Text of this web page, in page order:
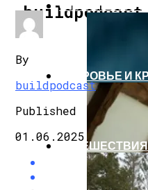
ЗДОРОВЬЕ И
ПУТЕШЕСТВИЯ
By
buildpodcast
Published
01.06.2025